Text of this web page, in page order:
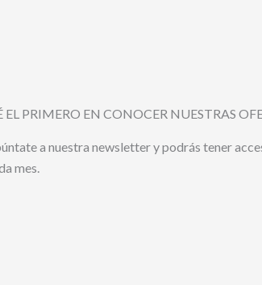
EL PRIMERO EN CONOCER NUESTRAS
a nuestra newsletter y podrás tener
mes.